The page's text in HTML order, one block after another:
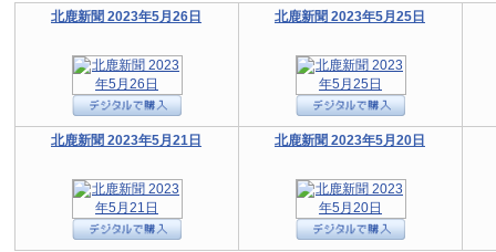
北鹿新聞 2023年5月26日 北鹿新聞 2023年5月25日
北鹿新聞 2023年5月21日 北鹿新聞 2023年5月20日